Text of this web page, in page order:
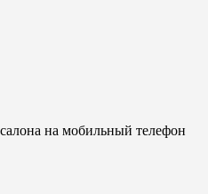
на мобильный телефон